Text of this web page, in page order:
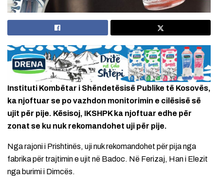
Instituti Kombëtar i Shëndetësisë Publike të Kosovës,
ka njoftuar se po vazhdon monitorimin e cilësisë së
ujit për pije. Kësisoj, IKSHPK ka njoftuar edhe për
zonat se ku nuk rekomandohet uji për pije.
Nga rajoni i Prishtinës, uji nuk rekomandohet për pija nga
fabrika për trajtimin e ujit në Badoc. Në Ferizaj, Han i Elezit
nga burimi i Dimcës.